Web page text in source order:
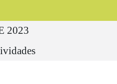
2023